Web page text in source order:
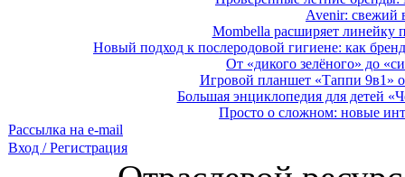
Avenir: свежий
Mombella расширяет линейку
Новый подход к послеродовой гигиене: как
От «дикого зелёного» до
Игровой планшет «Таппи 9в1»
Большая энциклопедия для детей
Просто о сложном: новые
Рассылка на e-mail
Вход / Регистрация